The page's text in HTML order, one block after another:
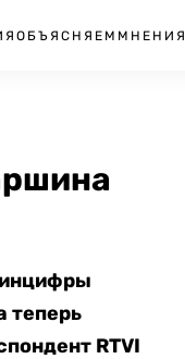
ОБЪЯСНЯЕМ МНЕНИЯ
теперь
RTVI